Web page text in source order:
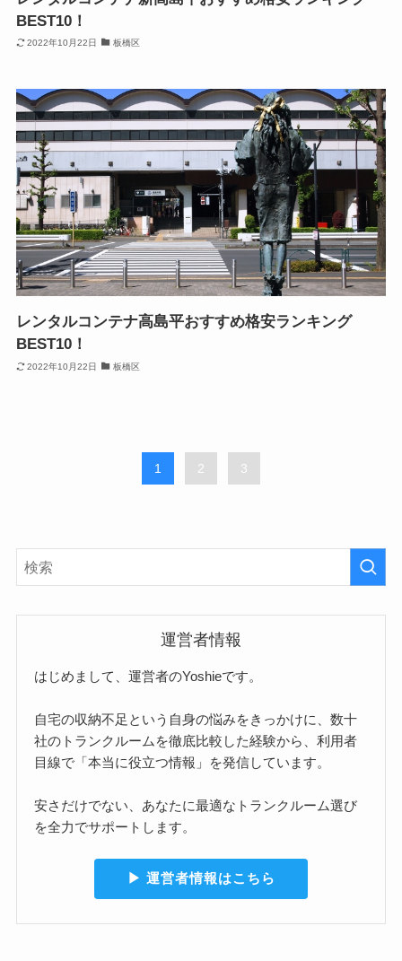
BEST10！
2022年10月22日 板橋区
レンタルコンテナ高島平おすすめ格安ランキング
BEST10！
2022年10月22日 板橋区
1 2 3
運営者情報
はじめまして、運営者のYoshieです。
自宅の収納不足という自身の悩みをきっかけに、数十
社のトランクルームを徹底比較した経験から、利用者
目線で「本当に役立つ情報」を発信しています。
安さだけでない、あなたに最適なトランクルーム選び
を全力でサポートします。
▶︎ 運営者情報はこちら